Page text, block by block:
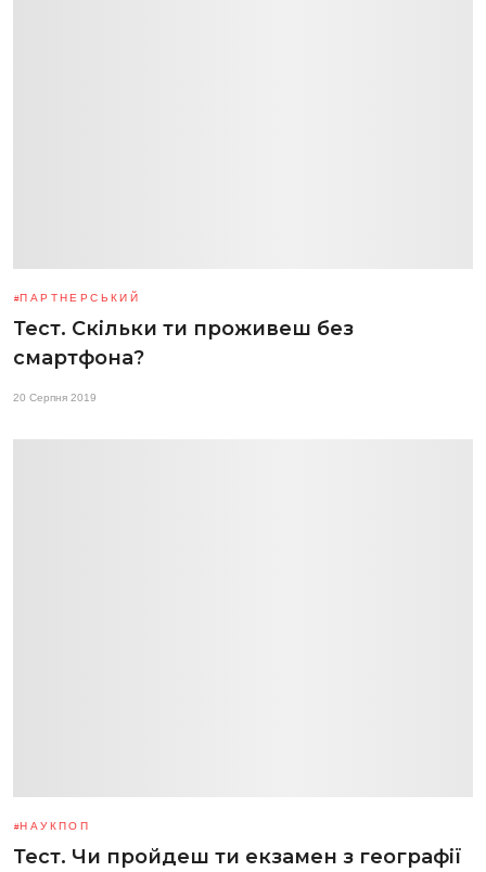
ПАРТНЕРСЬКИЙ
Тест. Скільки ти проживеш без
смартфона?
20 Серпня 2019
НАУКПОП
Тест. Чи пройдеш ти екзамен з географії